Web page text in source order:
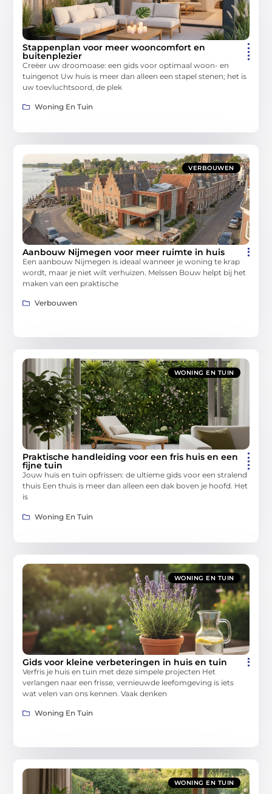
Stappenplan voor meer wooncomfort en
buitenplezier
Creëer uw droomoase: een gids voor optimaal woon- en
tuingenot Uw huis is meer dan alleen een stapel stenen; het is
uw toevluchtsoord, de plek
Woning En Tuin
VERBOUWEN
Aanbouw Nijmegen voor meer ruimte in huis
Een aanbouw Nijmegen is ideaal wanneer je woning te krap
wordt, maar je niet wilt verhuizen. Melssen Bouw helpt bij het
maken van een praktische
Verbouwen
WONING EN TUIN
Praktische handleiding voor een fris huis en een
fijne tuin
Jouw huis en tuin opfrissen: de ultieme gids voor een stralend
thuis Een thuis is meer dan alleen een dak boven je hoofd. Het
is
Woning En Tuin
WONING EN TUIN
Gids voor kleine verbeteringen in huis en tuin
Verfris je huis en tuin met deze simpele projecten Het
verlangen naar een frisse, vernieuwde leefomgeving is iets
wat velen van ons kennen. Vaak denken
Woning En Tuin
WONING EN TUIN